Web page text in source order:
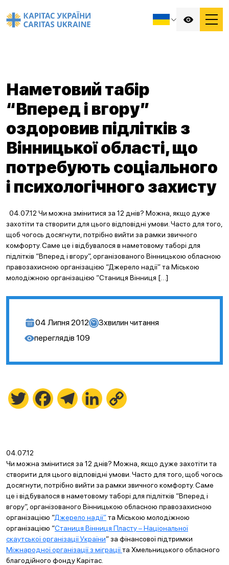
Наметовий табір
“Вперед і вгору”
оздоровив підлітків з
Вінницької області, що
потребують соціального
і психологічного захисту
04.07.12 Чи можна змінитися за 12 днів? Можна, якщо дуже
захотіти та створити для цього відповідні умови. Часто для того,
щоб чогось досягнути, потрібно вийти за рамки звичного
комфорту. Саме це і відбувалося в наметовому таборі для
підлітків “Вперед і вгору”, організованого Вінницькою обласною
правозахисною організацією “Джерело надії” та Міською
молодіжною організацією “Станиця Вінниця […]
04 Липня 2012 3хвилин читання
переглядів 109
Twitter FacebookTelegramLinkedIn
04.07.12
Чи можна змінитися за 12 днів? Можна, якщо дуже захотіти та
створити для цього відповідні умови. Часто для того, щоб чогось
досягнути, потрібно вийти за рамки звичного комфорту. Саме
це і відбувалося в наметовому таборі для підлітків “Вперед і
вгору”, організованого Вінницькою обласною правозахисною
організацією “Джерело надії”та Міською молодіжною
організацією “Станиця Вінниця Пласту – Національної
скаутської організації України” за фінансової підтримки
Міжнародної організації з міграціїта Хмельницького обласного
благодійного фонду Карітас.